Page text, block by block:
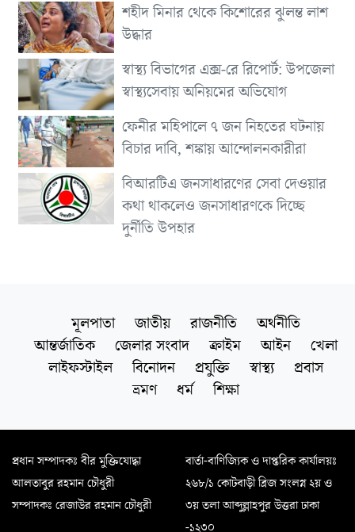
শহীদ মিনার থেকে কিশোরের ঝুলন্ত লাশ
উদ্ধার
স্বাস্থ্য বিভাগের এক্স-রে রিপোর্ট: উপজেলা
স্বাস্থ্যসেবায় অনিয়মের অভিযোগ
ফেনীর মহিপালে ৭ জন নিহতের ঘটনায়
বিচার দাবি, শঙ্কায় আন্দোলনকারীরা
বিআরটিএ জনসাধারণের সেবা দেওয়ার
কথা থাকলেও জনসাধারণকে দিচ্ছে
দুর্নীতি উপহার
মূলপাতা জাতীয় রাজনীতি
অর্থনীতি
আন্তর্জাতিক
জেলার সংবাদ ক্রাইম আইন
খেলা
লাইফস্টাইল
বিনোদন প্রযুক্তি স্বাস্থ্য
প্রবাস
ভ্রমণ
ধর্ম শিক্ষা
প্রধান সম্পাদকঃ বীর মুক্তিযোদ্ধা
আলতাবুর রহমান চৌধুরী
সম্পাদকঃ রেজাউর রহমান চৌধুরী
বার্তা-বাণিজ্যিক ও দাপ্তরিক কার্যালয়ঃ
২৬৮/১ কোটবাড়ী ব্রিজ সংলগ্ন ২য় ও
৩য় তলা আব্দুল্লাহপুর উত্তরা ঢাকা
-১২৩০